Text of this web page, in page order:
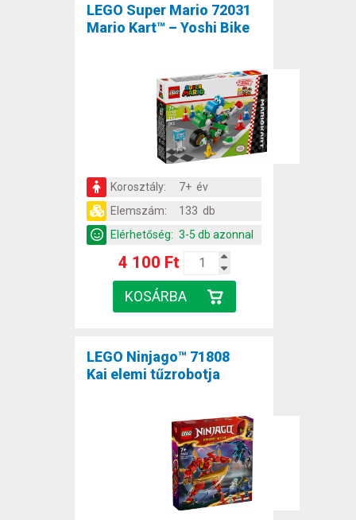
LEGO Super Mario 72031
Mario Kart™ – Yoshi Bike
Korosztály:
7+ év
Elemszám:
133 db
Elérhetőség: 3-5 db azonnal
4 100 Ft
LEGO Ninjago™ 71808
Kai elemi tűzrobotja